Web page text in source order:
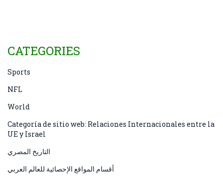
CATEGORIES
Sports
NFL
World
Categoría de sitio web: Relaciones Internacionales entre la
UE y Israel
التاريخ المصري
أقسام المواقع الإحصائية للعالم العربي